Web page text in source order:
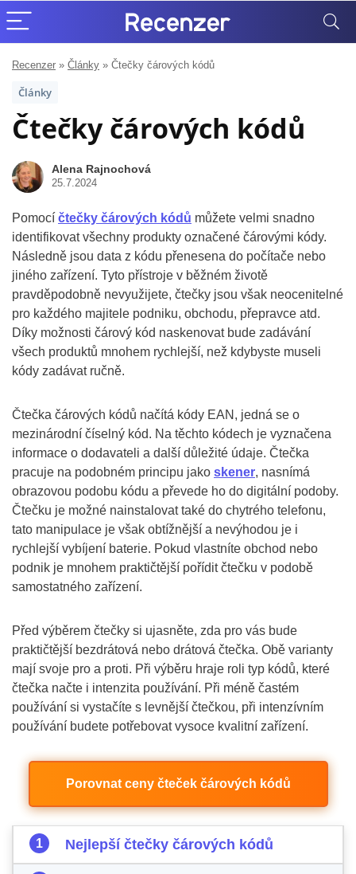
Recenzer » Články » Čtečky čárových kódů
Články
Čtečky čárových kódů
Alena Rajnochová
25.7.2024
Pomocí čtečky čárových kódů můžete velmi snadno
identifikovat všechny produkty označené čárovými kódy.
Následně jsou data z kódu přenesena do počítače nebo
jiného zařízení. Tyto přístroje v běžném životě
pravděpodobně nevyužijete, čtečky jsou však neocenitelné
pro každého majitele podniku, obchodu, přepravce atd.
Díky možnosti čárový kód naskenovat bude zadávání
všech produktů mnohem rychlejší, než kdybyste museli
kódy zadávat ručně.
Čtečka čárových kódů načítá kódy EAN, jedná se o
mezinárodní číselný kód. Na těchto kódech je vyznačena
informace o dodavateli a další důležité údaje. Čtečka
pracuje na podobném principu jako skener, nasnímá
obrazovou podobu kódu a převede ho do digitální podoby.
Čtečku je možné nainstalovat také do chytrého telefonu,
tato manipulace je však obtížnější a nevýhodou je i
rychlejší vybíjení baterie. Pokud vlastníte obchod nebo
podnik je mnohem praktičtější pořídit čtečku v podobě
samostatného zařízení.
Před výběrem čtečky si ujasněte, zda pro vás bude
praktičtější bezdrátová nebo drátová čtečka. Obě varianty
mají svoje pro a proti. Při výběru hraje roli typ kódů, které
čtečka načte i intenzita používání. Při méně častém
používání si vystačíte s levnější čtečkou, při intenzívním
používání budete potřebovat vysoce kvalitní zařízení.
Porovnat ceny čteček čárových kódů
Nejlepší čtečky čárových kódů